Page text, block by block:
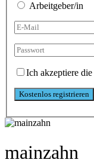
Arbeitgeber/in
Ich akzeptiere die
mainzahn